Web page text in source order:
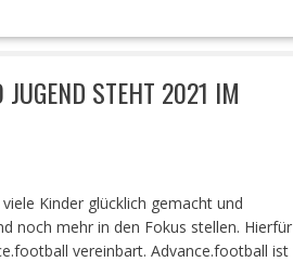
STEHT 2021 IM
Kinder glücklich gemacht und
noch mehr in den Fokus stellen. Hierfür
vereinbart. Advance.football ist